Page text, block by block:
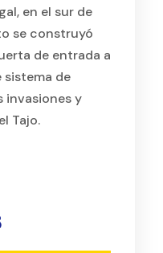
en el sur de
se construyó
de entrada a
sistema de
invasiones y
Tajo.